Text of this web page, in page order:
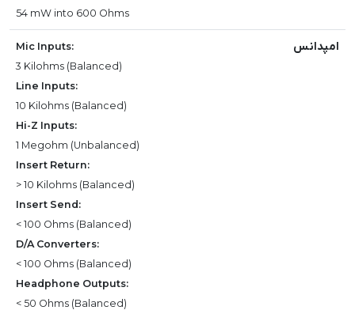
54 mW into 600 Ohms
امپدانس
Mic Inputs:
3 Kilohms (Balanced)
Line Inputs:
10 Kilohms (Balanced)
Hi-Z Inputs:
1 Megohm (Unbalanced)
Insert Return:
> 10 Kilohms (Balanced)
Insert Send:
< 100 Ohms (Balanced)
D/A Converters:
< 100 Ohms (Balanced)
Headphone Outputs:
< 50 Ohms (Balanced)